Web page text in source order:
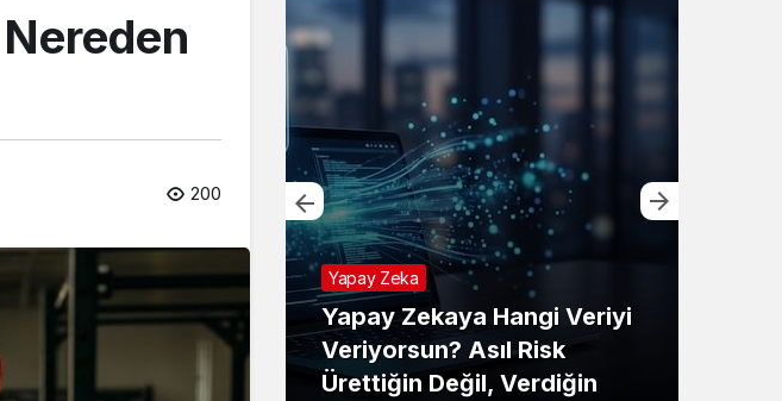
200
Sağlam Tek
Marka
Konuk
Yapay Zeka
Yapay Zekaya Hangi Veriyi
Veriyorsun? Asıl Risk
Ürettiğin Değil, Verdiğin